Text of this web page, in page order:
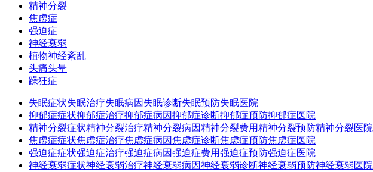
精神分裂
焦虑症
强迫症
神经衰弱
植物神经紊乱
头痛头晕
躁狂症
失眠症状失眠治疗失眠病因 失眠诊断失眠预防失眠医院
抑郁症症状抑郁症治疗抑郁症病因抑郁症诊断抑郁症预防抑郁症医院
精神分裂症状精神分裂治疗精神分裂病因精神分裂费用精神分裂预防精神分裂医院
焦虑症症状焦虑症治疗焦虑症病因焦虑症诊断焦虑症预防焦虑症医院
强迫症症状强迫症治疗强迫症病因强迫症费用强迫症预防强迫症医院
神经衰弱症状神经衰弱治疗神经衰弱病因神经衰弱诊断神经衰弱预防神经衰弱医院